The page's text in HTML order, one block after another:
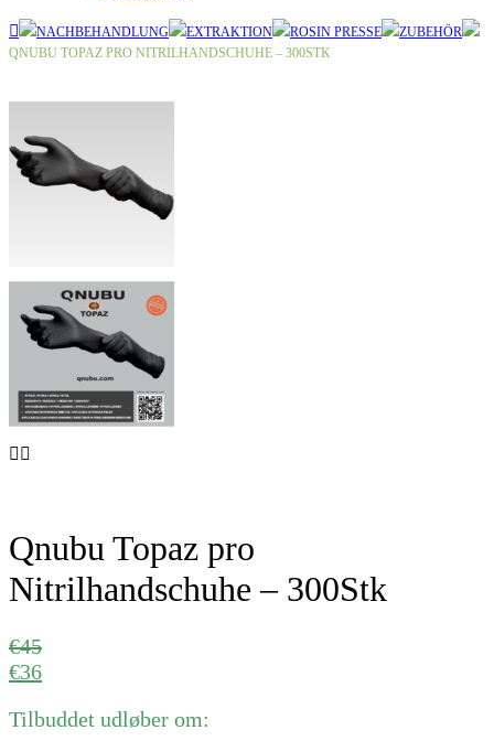
NACHBEHANDLUNG EXTRAKTION ROSIN PRESSE
ZUBEHÖR
QNUBU TOPAZ PRO NITRILHANDSCHUHE – 300STK
Qnubu Topaz pro
Nitrilhandschuhe – 300Stk
€45
€36
Tilbuddet udløber om: